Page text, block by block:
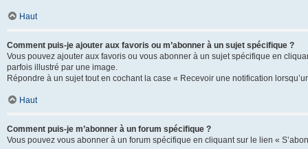
Haut
Comment puis-je ajouter aux favoris ou m’abonner à un sujet spécifique ?
Vous pouvez ajouter aux favoris ou vous abonner à un sujet spécifique en
parfois illustré par une image.
Répondre à un sujet tout en cochant la case « Recevoir une notification
Haut
Comment puis-je m’abonner à un forum spécifique ?
Vous pouvez vous abonner à un forum spécifique en cliquant sur le lien «